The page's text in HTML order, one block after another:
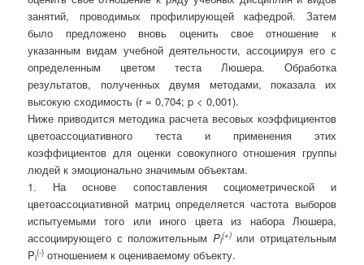
занятий, проводимых профилирующей кафедрой. Затем
было предложено вновь оценить свое отношение к
указанным видам учебной деятельности, ассоциируя его с
определенным цветом теста Люшера. Обработка
результатов, полученных двумя методами, показала их
высокую сходимость (r = 0,704; p < 0,001).
Ниже приводится методика расчета весовых коэффициентов
цветоассоциативного теста и применения этих
коэффициентов для оценки совокупного отношения группы
людей к эмоционально значимым объектам.
1. На основе сопоставления социометрической и
цветоассоциативной матриц определяется частота выборов
испытуемыми того или иного цвета из набора Люшера,
ассоциирующего с положительным Pi
(+)или отрицательным
Pi
(-) отношением к оцениваемому объекту.